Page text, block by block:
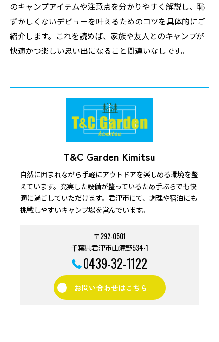
のキャンプアイテムや注意点を分かりやすく解説し、恥
ずかしくないデビューを叶えるためのコツを具体的にご
紹介します。これを読めば、家族や友人とのキャンプが
快適かつ楽しい思い出になること間違いなしです。
T&C Garden Kimitsu
自然に囲まれながら手軽にアウトドアを楽しめる環境を整
えています。充実した設備が整っているため手ぶらでも快
適に過ごしていただけます。君津市にて、調理や宿泊にも
挑戦しやすいキャンプ場を営んでいます。
〒292-0501
千葉県君津市山滝野534-1
0439-32-1122
お問い合わせはこちら